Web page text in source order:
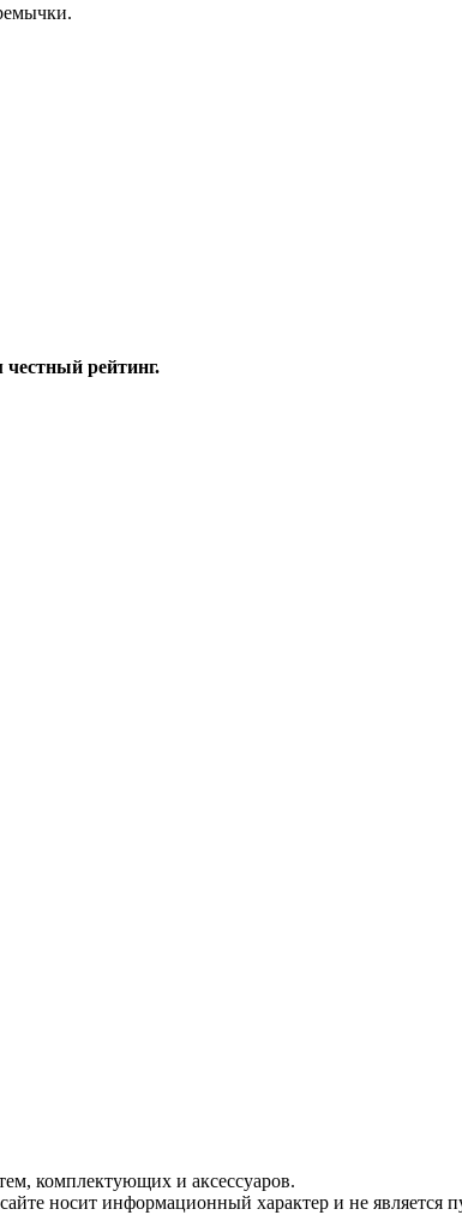
рейтинг.
комплектующих и аксессуаров.
носит информационный характер и не является